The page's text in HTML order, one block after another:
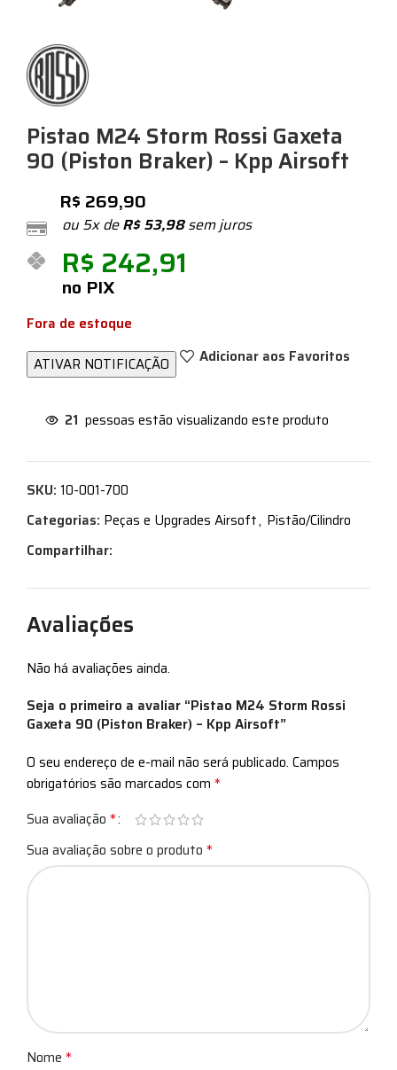
Pistao M24 Storm Rossi Gaxeta
90 (Piston Braker) – Kpp Airsoft
R$ 269,90
ou 5x deR$53,98sem juros
R$ 242,91
no PIX
Fora de estoque
Adicionar aos Favoritos
21 pessoas estão visualizando este produto
SKU: 10-001-700
Categorias: Peças e Upgrades Airsoft, Pistão/Cilindro
Compartilhar:
Avaliações
Não há avaliações ainda.
Seja o primeiro a avaliar “Pistao M24 Storm Rossi
Gaxeta 90 (Piston Braker) – Kpp Airsoft”
O seu endereço de e-mail não será publicado. Campos
obrigatórios são marcados com *
Sua avaliação *
Sua avaliação sobre o produto *
Nome *